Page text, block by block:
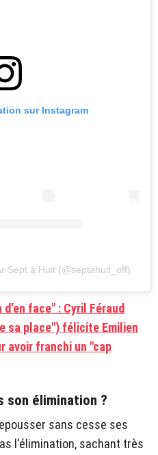
sur Instagram
Sept à Huit (@septahuit_off)
face" : Cyril Féraud
sa place") félicite Emilien
avoir franchi un "cap
son élimination ?
sans cesse ses
l'élimination, sachant très